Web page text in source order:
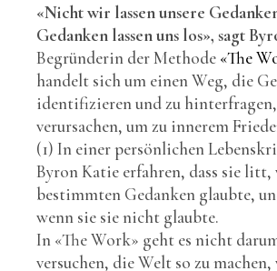
«Nicht wir lassen unsere
Gedanken lassen uns los», sagt
Begründerin der Methode «The
handelt sich um einen Weg, die
identifizieren und zu
verursachen, um zu innerem
(1) In einer persönlichen
Byron Katie erfahren, dass sie litt,
bestimmten Gedanken glaubte,
wenn sie sie nicht glaubte.
In «The Work» geht es nicht
versuchen, die Welt so zu machen,